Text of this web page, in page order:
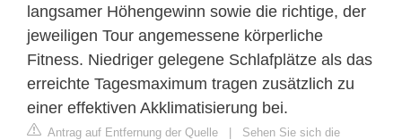
langsamer Höhengewinn sowie die richtige, der
jeweiligen Tour angemessene körperliche
Fitness. Niedriger gelegene Schlafplätze als das
erreichte Tagesmaximum tragen zusätzlich zu
einer effektiven Akklimatisierung bei.
Antrag auf Entfernung der Quelle | Sehen Sie sich die